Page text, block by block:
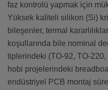
faz kontrolü yapmak için
Yüksek kaliteli silikon (Si)
bileşenler, termal
koşullarında bile nominal
tiplerindeki (TO-92, TO-220,
hobi projelerindeki
endüstriyel PCB montaj